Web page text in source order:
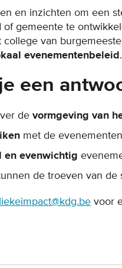
en inzichten om een
gemeente te
van
evenementenbeleid.
een
de vormgeving van
met de
en evenwichtig
de troeven van
voor